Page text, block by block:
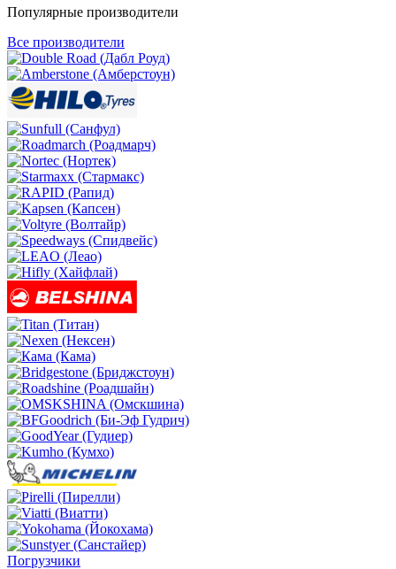
Популярные производители
Все производители
Погрузчики